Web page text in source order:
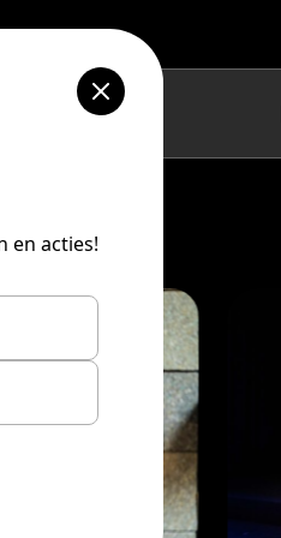
Agenda
en acties!